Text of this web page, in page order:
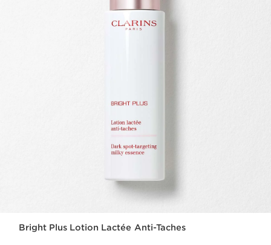
Bright Plus Lotion Lactée Anti-Taches